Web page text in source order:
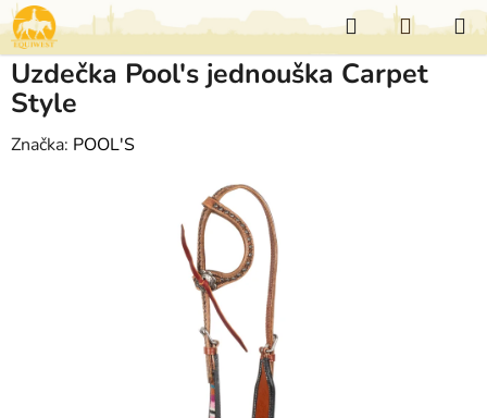
Přejít
na
obsah
Hledat
KOŠÍK
Uzdečka Pool's jednouška Carpet
Style
Značka: POOL'S